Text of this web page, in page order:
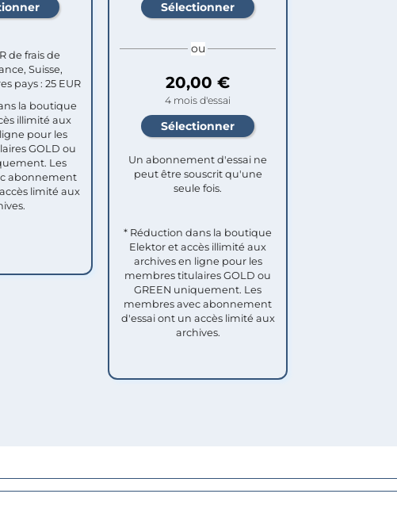
de frais de
Suisse,
pays : 25 EUR
la boutique
illimité aux
pour les
GOLD ou
Les
abonnement
limité aux
ou
20,00 €
4 mois d'essai
Un abonnement d'essai ne
peut être souscrit qu'une
seule fois.​
* Réduction dans la boutique
Elektor et accès illimité aux
archives en ligne pour les
membres titulaires GOLD ou
GREEN uniquement. Les
membres avec abonnement
d'essai ont un accès limité aux
archives.